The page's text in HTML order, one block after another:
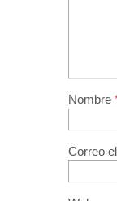
Nombre
Correo